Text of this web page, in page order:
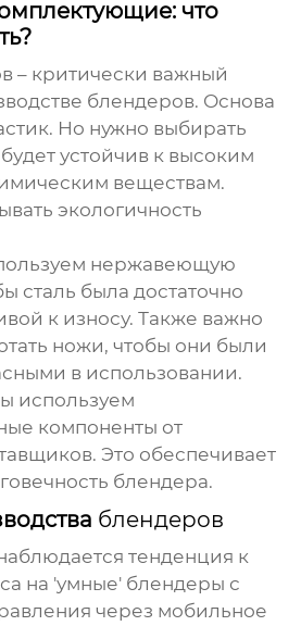
что
– критически важный
блендеров. Основа
Но нужно выбирать
устойчив к высоким
веществам.
экологичность
нержавеющую
сталь была достаточно
к износу. Также важно
ножи, чтобы они были
в использовании.
используем
компоненты от
Это обеспечивает
блендера.
блендеров
тенденция к
на 'умные' блендеры с
через мобильное